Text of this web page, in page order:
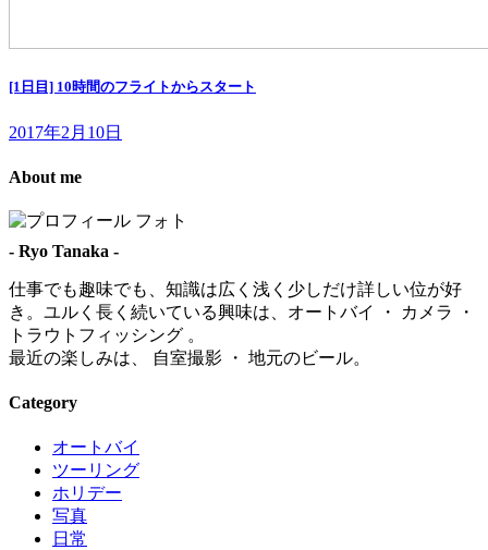
[1日目] 10時間のフライトからスタート
2017年2月10日
About me
- Ryo Tanaka -
仕事でも趣味でも、知識は広く浅く少しだけ詳しい位が好
き。ユルく長く続いている興味は、オートバイ ・ カメラ ・
トラウトフィッシング 。
最近の楽しみは、 自室撮影 ・ 地元のビール。
Category
オートバイ
ツーリング
ホリデー
写真
日常